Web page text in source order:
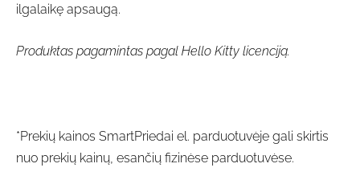
ilgalaikę apsaugą.
Produktas pagamintas pagal Hello Kitty licenciją.
*Prekių kainos SmartPriedai el. parduotuvėje gali skirtis
nuo prekių kainų, esančių fizinėse parduotuvėse.